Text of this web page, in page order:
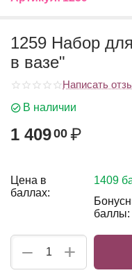
1259 Набор
в вазе"
Написать
В наличии
1 40900 ₽
Цена в
баллах:
1409
баллы:
+
−